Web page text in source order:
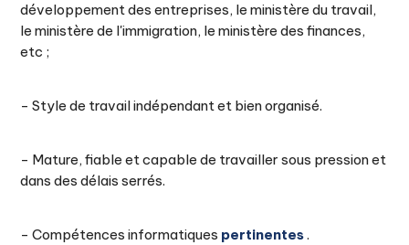
développement des entreprises, le ministère du travail,
le ministère de l'immigration, le ministère des finances,
etc ;
- Style de travail indépendant et bien organisé.
- Mature, fiable et capable de travailler sous pression et
dans des délais serrés.
- Compétences informatiques pertinentes.